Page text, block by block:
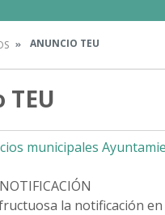
ANUNCIO TEU
municipales
la notificación